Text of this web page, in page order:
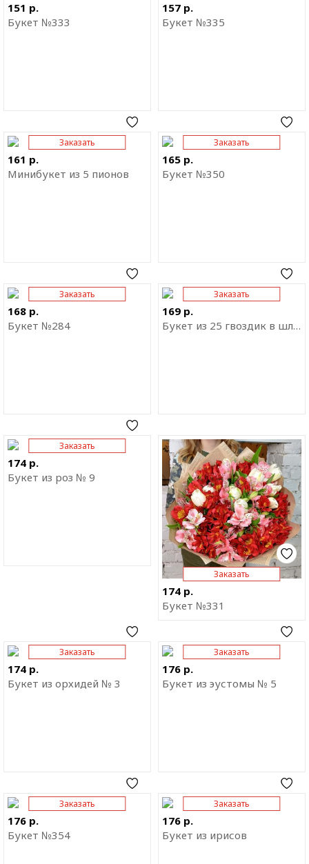
151 р.
Букет №333
157 р.
Букет №335
Заказать
161 р.
Минибукет из 5 пионов
Отправить ссылку на
Заказать
165 р.
Букет №350
Отправить ссылку на
Заказать
168 р.
Букет №284
Отправить ссылку на
Заказать
169 р.
Букет из 25 гвоздик в шляпной коробке
Отправить ссылку на
Заказать
174 р.
Букет из роз № 9
Отправить ссылку на
Заказать
174 р.
Букет №331
Отправить ссылку на
приложение
Заказать
174 р.
Букет из орхидей № 3
Отправить ссылку на
Заказать
176 р.
Букет из эустомы № 5
Отправить ссылку на
Заказать
176 р.
Букет №354
Отправить ссылку на
Заказать
176 р.
Букет из ирисов
Отправить ссылку на